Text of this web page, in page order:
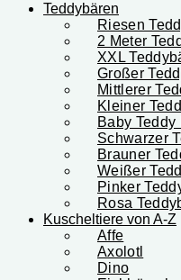
Teddybären
Riesen
2 Meter
XXL
Großer
Mittlerer
Kleiner
Baby Teddy
Schwarzer
Brauner
Weißer
Pinker
Rosa
Kuscheltiere von A-Z
Affe
Axolotl
Dino